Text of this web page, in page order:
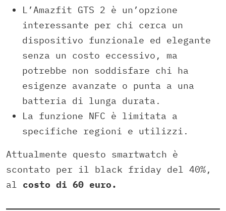
L’Amazfit GTS 2 è un’opzione
interessante per chi cerca un
dispositivo funzionale ed elegante
senza un costo eccessivo, ma
potrebbe non soddisfare chi ha
esigenze avanzate o punta a una
batteria di lunga durata.
La funzione NFC è limitata a
specifiche regioni e utilizzi.
Attualmente questo smartwatch è
scontato per il black friday del 40%,
al costo di 60 euro.